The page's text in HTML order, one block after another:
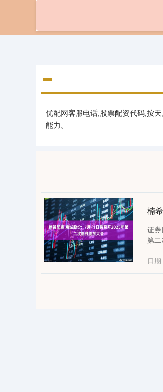
优配网客服电话,股票配资代码,按
能力。
楠
证券
第二
日